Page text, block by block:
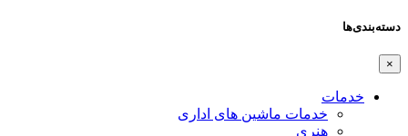
دسته‌بندی‌ها
×
خدمات
خدمات ماشین های اداری
هنری